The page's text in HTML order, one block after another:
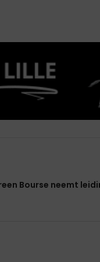
Bourse neemt